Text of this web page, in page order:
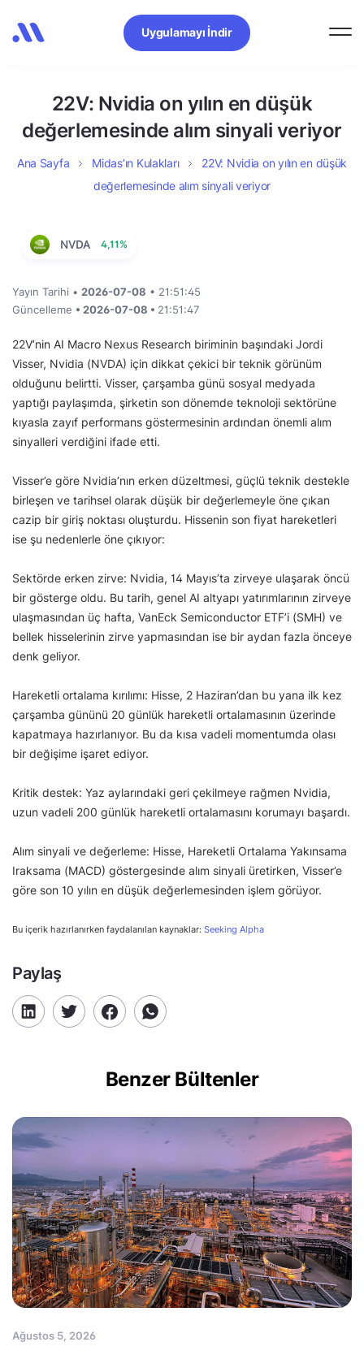
Uygulamayı İndir
22V: Nvidia on yılın en düşük
değerlemesinde alım sinyali veriyor
Ana Sayfa Midas’ın Kulakları
22V: Nvidia on yılın en düşük
değerlemesinde alım sinyali veriyor
NVDA 4,11%
Yayın Tarihi • 2026-07-08 • 21:51:45
Güncelleme • 2026-07-08 • 21:51:47
22V’nin AI Macro Nexus Research biriminin başındaki Jordi
Visser, Nvidia (NVDA) için dikkat çekici bir teknik görünüm
olduğunu belirtti. Visser, çarşamba günü sosyal medyada
yaptığı paylaşımda, şirketin son dönemde teknoloji sektörüne
kıyasla zayıf performans göstermesinin ardından önemli alım
sinyalleri verdiğini ifade etti.
Visser’e göre Nvidia’nın erken düzeltmesi, güçlü teknik destekle
birleşen ve tarihsel olarak düşük bir değerlemeyle öne çıkan
cazip bir giriş noktası oluşturdu. Hissenin son fiyat hareketleri
ise şu nedenlerle öne çıkıyor:
Sektörde erken zirve: Nvidia, 14 Mayıs’ta zirveye ulaşarak öncü
bir gösterge oldu. Bu tarih, genel AI altyapı yatırımlarının zirveye
ulaşmasından üç hafta, VanEck Semiconductor ETF’i (SMH) ve
bellek hisselerinin zirve yapmasından ise bir aydan fazla önceye
denk geliyor.
Hareketli ortalama kırılımı: Hisse, 2 Haziran’dan bu yana ilk kez
çarşamba gününü 20 günlük hareketli ortalamasının üzerinde
kapatmaya hazırlanıyor. Bu da kısa vadeli momentumda olası
bir değişime işaret ediyor.
Kritik destek: Yaz aylarındaki geri çekilmeye rağmen Nvidia,
uzun vadeli 200 günlük hareketli ortalamasını korumayı başardı.
Alım sinyali ve değerleme: Hisse, Hareketli Ortalama Yakınsama
Iraksama (MACD) göstergesinde alım sinyali üretirken, Visser’e
göre son 10 yılın en düşük değerlemesinden işlem görüyor.
Bu içerik hazırlanırken faydalanılan kaynaklar: Seeking Alpha
Paylaş
Benzer Bültenler
Ağustos 5, 2026